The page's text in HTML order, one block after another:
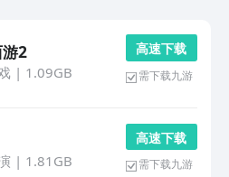
2
| 1.09GB
高 速 下 载
需下载九游
| 1.81GB
高 速 下 载
需下载九游